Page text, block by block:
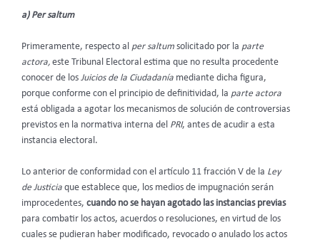
a) Per saltum
Primeramente, respecto al per saltum solicitado por la parte
actora, este Tribunal Electoral estima que no resulta procedente
conocer de los Juicios de la Ciudadanía mediante dicha figura,
porque conforme con el principio de definitividad, la parte actora
está obligada a agotar los mecanismos de solución de controversias
previstos en la normativa interna del PRI, antes de acudir a esta
instancia electoral.
Lo anterior de conformidad con el artículo 11 fracción V de la Ley
de Justicia que establece que, los medios de impugnación serán
improcedentes, cuando no se hayan agotado las instancias previas
para combatir los actos, acuerdos o resoluciones, en virtud de los
cuales se pudieran haber modificado, revocado o anulado los actos